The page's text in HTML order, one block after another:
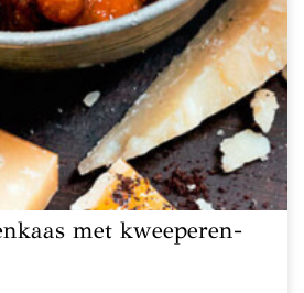
met kweeperen-